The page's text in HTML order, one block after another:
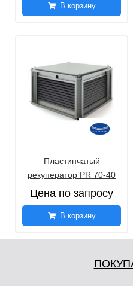
В корзину
Пластинчатый
рекуператор PR 70-40
Цена по запросу
В корзину